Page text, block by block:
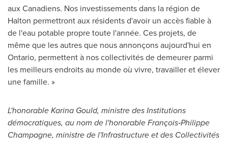
aux Canadiens. Nos investissements dans la région de
Halton permettront aux résidents d'avoir un accès fiable à
de l'eau potable propre toute l'année. Ces projets, de
même que les autres que nous annonçons aujourd'hui en
Ontario, permettent à nos collectivités de demeurer parmi
les meilleurs endroits au monde où vivre, travailler et élever
une famille. »
L'honorableKarina Gould, ministre des Institutions
démocratiques, au nom de l'honorable François‑Philippe
Champagne, ministre de l'Infrastructure et des Collectivités